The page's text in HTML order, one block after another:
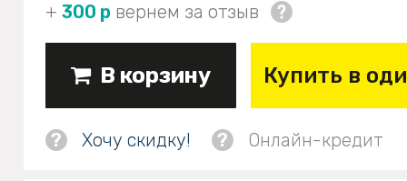
+ 300 р вернем за отзыв
В корзину Купить в
? Хочу скидку! ? Онлайн-кредит